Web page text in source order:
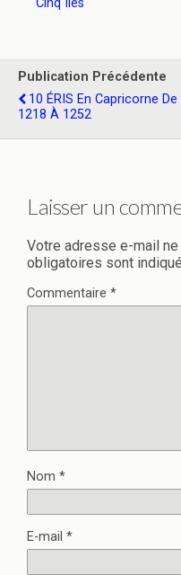
Cinq Îles
Publication Précédente
10 ÉRIS En Capricorne De
1218 À 1252
Laisser un
Votre adresse e-mail
obligatoires sont
Commentaire *
Nom *
E-mail *